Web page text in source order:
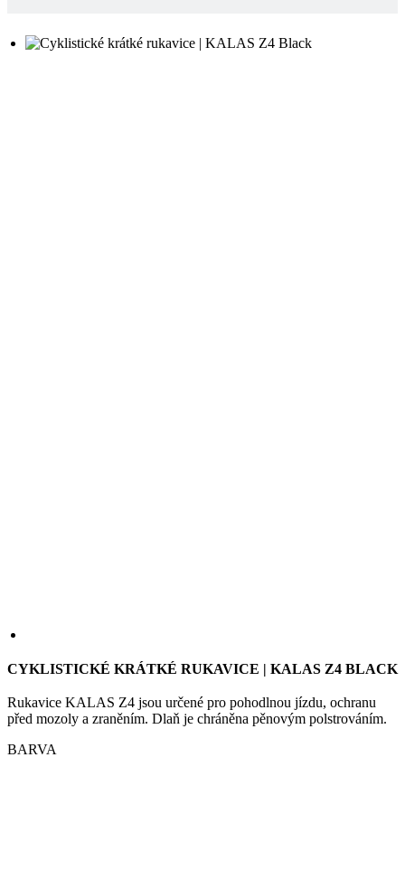
před mozoly a zraněním. Dlaň je chráněna pěnovým polstrováním.
BARVA